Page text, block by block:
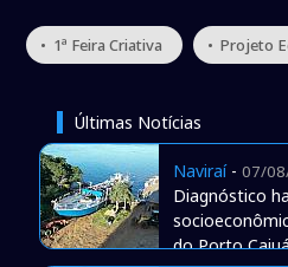
• 1ª Feira Criativa • Projeto
Últimas Notícias
Naviraí- 07/
Diagnóstico
do Porto